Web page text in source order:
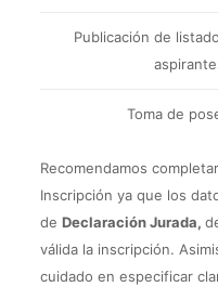
Publicación de
Toma de
Recomendamos
Inscripción ya que los
de Declaración Jurada,
válida la inscripción.
cuidado en especificar